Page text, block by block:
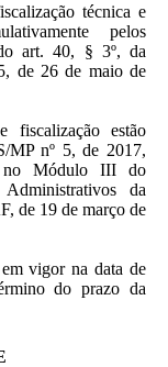
técnica e
pelos
art. 40, § 3º, da
de 26 de maio de
fiscalização estão
MP nº 5, de 2017,
no Módulo III do
da
de 19 de março de
vigor na data de
do prazo da